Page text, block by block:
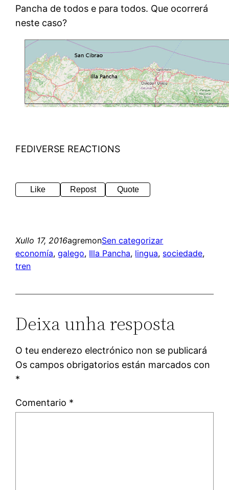
Pancha de todos e para todos. Que ocorrerá
neste caso?
FEDIVERSE REACTIONS
Like Repost Quote
Xullo 17, 2016agremonSen categorizar
economía, galego, Illa Pancha, lingua, sociedade
tren
Deixa unha resposta
O teu enderezo electrónico non se publicará
Os campos obrigatorios están marcados con
*
Comentario *